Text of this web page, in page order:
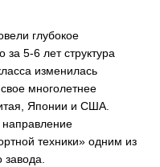
глубокое
за 5-6 лет структура
изменилась
многолетнее
Японии и США.
техники» одним из